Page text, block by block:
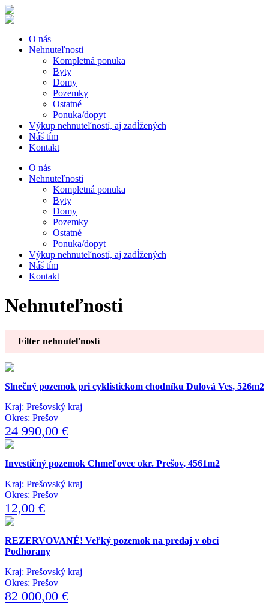
O nás
Nehnuteľnosti
Kompletná ponuka
Byty
Domy
Pozemky
Ostatné
Ponuka/dopyt
Výkup nehnuteľností, aj zadĺžených
Náš tím
Kontakt
O nás
Nehnuteľnosti
Kompletná ponuka
Byty
Domy
Pozemky
Ostatné
Ponuka/dopyt
Výkup nehnuteľností, aj zadĺžených
Náš tím
Kontakt
Nehnuteľnosti
Filter nehnuteľností
Slnečný pozemok pri cyklistickom chodníku Dulová Ves, 526m2
Kraj: Prešovský kraj
Okres: Prešov
24 990,00 €
Investičný pozemok Chmeľovec okr. Prešov, 4561m2
Kraj: Prešovský kraj
Okres: Prešov
12,00 €
REZERVOVANÉ! Veľký pozemok na predaj v obci
Podhorany
Kraj: Prešovský kraj
Okres: Prešov
82 000,00 €